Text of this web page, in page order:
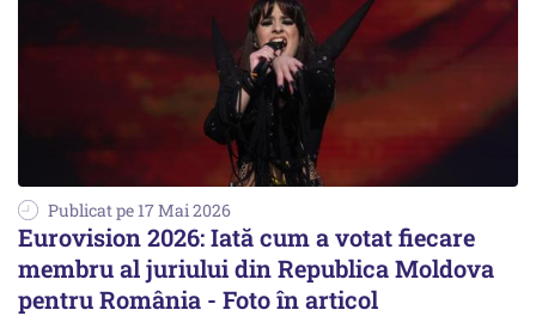
Publicat pe 17 Mai 2026
Eurovision 2026: Iată cum a votat fiecare
membru al juriului din Republica Moldova
pentru România - Foto în articol